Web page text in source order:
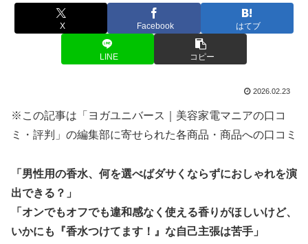
X Facebook はてブ
LINE コピー
2026.02.23
※この記事は「ヨガユニバース｜美容家電マニアの口コ
ミ・評判」の編集部に寄せられた各商品・商品への口コミ
「男性用の香水、何を選べばダサくならずにおしゃれを演
出できる？」
「オンでもオフでも違和感なく使える香りがほしいけど、
いかにも『香水つけてます！』な自己主張は苦手」